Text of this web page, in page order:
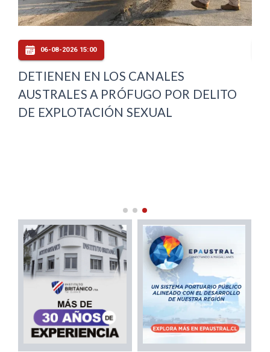
06-08-2026 15:00
DETIENEN EN LOS CANALES
AUSTRALES A PRÓFUGO POR DELITO
DE EXPLOTACIÓN SEXUAL